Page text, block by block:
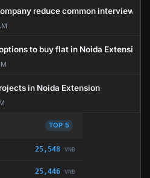
reduce common interview
to buy flat in Noida Extension?
in Noida Extension
TOP 5
25,548 VNĐ
25,446 VNĐ